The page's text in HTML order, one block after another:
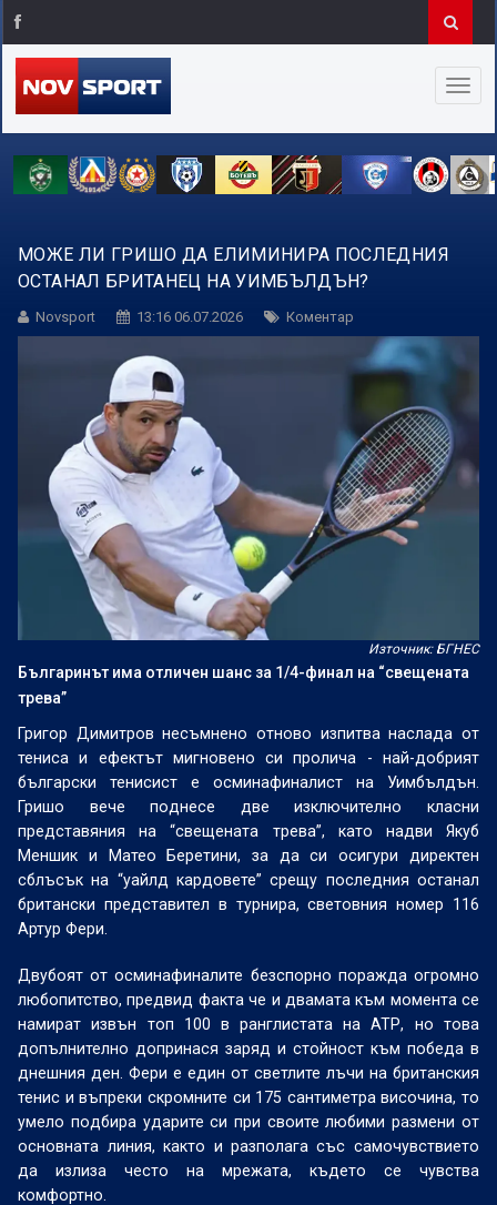
МОЖЕ ЛИ ГРИШО ДА ЕЛИМИНИРА ПОСЛЕДНИЯ
ОСТАНАЛ БРИТАНЕЦ НА УИМБЪЛДЪН?
Novsport 13:16 06.07.2026 Коментар
Източник: БГНЕС
Българинът има отличен шанс за 1/4-финал на “свещената
трева”
Григор Димитров несъмнено отново изпитва наслада от
тениса и ефектът мигновено си пролича - най-добрият
български тенисист е осминафиналист на Уимбълдън.
Гришо вече поднесе две изключително класни
представяния на “свещената трева”, като надви Якуб
Меншик и Матео Беретини, за да си осигури директен
сблъсък на “уайлд кардовете” срещу последния останал
британски представител в турнира, световния номер 116
Артур Фери.
Двубоят от осминафиналите безспорно поражда огромно
любопитство, предвид факта че и двамата към момента се
намират извън топ 100 в ранглистата на АТР, но това
допълнително допринася заряд и стойност към победа в
днешния ден. Фери е един от светлите лъчи на британския
тенис и въпреки скромните си 175 сантиметра височина, то
умело подбира ударите си при своите любими размени от
основната линия, както и разполага със самочувствието
да излиза често на мрежата, където се чувства
комфортно.